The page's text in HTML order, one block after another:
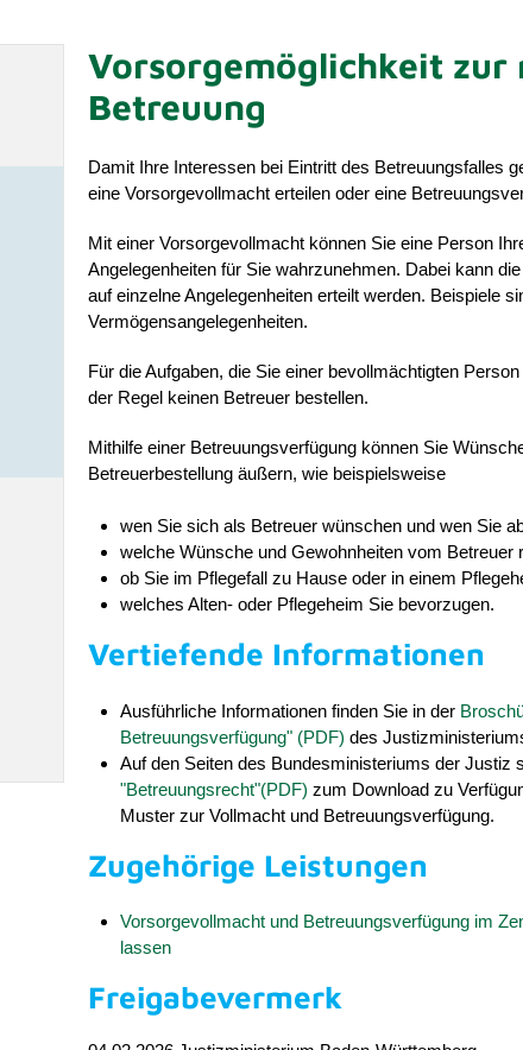
Vorsorgemöglichkeit zur
Betreuung
Damit Ihre Interessen bei Eintritt des Betreuungsfalles
eine Vorsorgevollmacht erteilen oder eine
Mit einer Vorsorgevollmacht können Sie eine Person
Angelegenheiten für Sie wahrzunehmen. Dabei kann
auf einzelne Angelegenheiten erteilt werden. Beispiele
Vermögensangelegenheiten.
Für die Aufgaben, die Sie einer bevollmächtigten
der Regel keinen Betreuer bestellen.
Mithilfe einer Betreuungsverfügung können Sie
Betreuerbestellung äußern, wie beispielsweise
wen Sie sich als Betreuer wünschen und wen Sie
welche Wünsche und Gewohnheiten vom Betreuer
ob Sie im Pflegefall zu Hause oder in einem
welches Alten- oder Pflegeheim Sie bevorzugen.
Vertiefende Informationen
Ausführliche Informationen finden Sie in der
Betreuungsverfügung" (PDF) des
Auf den Seiten des Bundesministeriums der Justiz
"Betreuungsrecht"(PDF) zum Download zu
Muster zur Vollmacht und Betreuungsverfügung.
Zugehörige Leistungen
Vorsorgevollmacht und Betreuungsverfügung im
lassen
Freigabevermerk